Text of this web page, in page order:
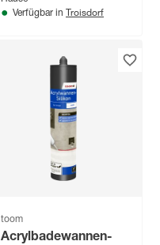
Verfügbar in Troisdorf
toom
Acrylbadewannen-